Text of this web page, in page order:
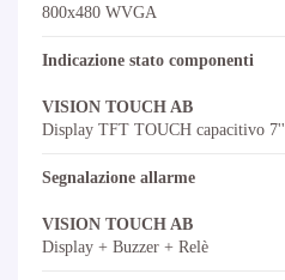
800x480 WVGA
Indicazione stato componenti
VISION TOUCH AB
Display TFT TOUCH capacitivo 7''
Segnalazione allarme
VISION TOUCH AB
Display + Buzzer + Relè